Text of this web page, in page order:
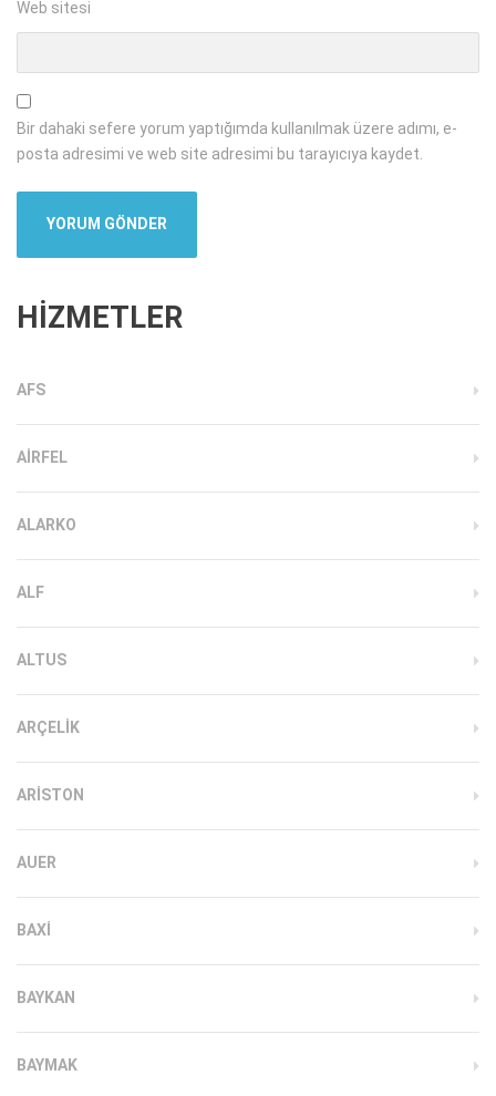
Web sitesi
Bir dahaki sefere yorum yaptığımda kullanılmak üzere adımı, e-
posta adresimi ve web site adresimi bu tarayıcıya kaydet.
HİZMETLER
AFS
AIRFEL
ALARKO
ALF
ALTUS
ARÇELIK
ARISTON
AUER
BAXI
BAYKAN
BAYMAK